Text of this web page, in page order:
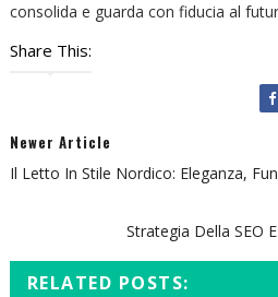
consolida e guarda con fiducia al
Share This:
Newer Article
Il Letto In Stile Nordico: Eleganza,
Strategia Della SEO
RELATED POSTS: